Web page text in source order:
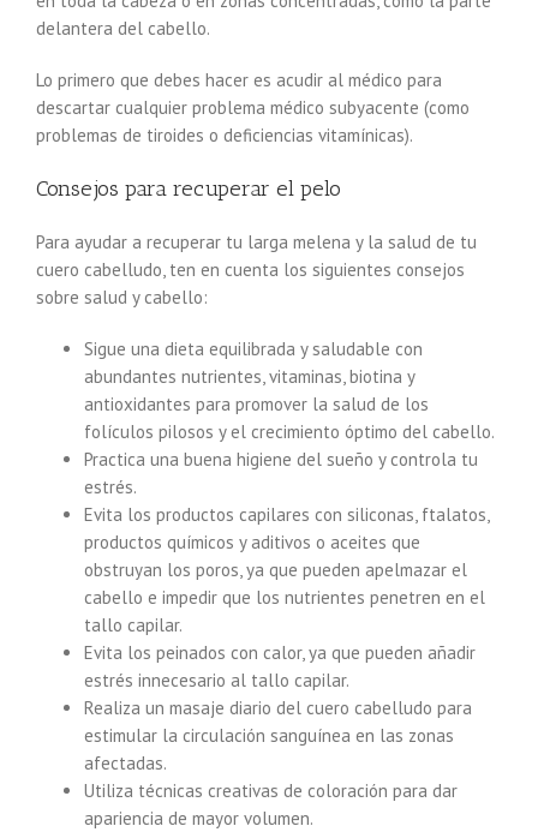
delantera del cabello.
Lo primero que debes hacer es acudir al médico para
descartar cualquier problema médico subyacente (como
problemas de tiroides o deficiencias vitamínicas).
Consejos para recuperar el pelo
Para ayudar a recuperar tu larga melena y la salud de tu
cuero cabelludo, ten en cuenta los siguientes consejos
sobre salud y cabello:
Sigue una dieta equilibrada y saludable con
abundantes nutrientes, vitaminas, biotina y
antioxidantes para promover la salud de los
folículos pilosos y el crecimiento óptimo del cabello.
Practica una buena higiene del sueño y controla tu
estrés.
Evita los productos capilares con siliconas, ftalatos,
productos químicos y aditivos o aceites que
obstruyan los poros, ya que pueden apelmazar el
cabello e impedir que los nutrientes penetren en el
tallo capilar.
Evita los peinados con calor, ya que pueden añadir
estrés innecesario al tallo capilar.
Realiza un masaje diario del cuero cabelludo para
estimular la circulación sanguínea en las zonas
afectadas.
Utiliza técnicas creativas de coloración para dar
apariencia de mayor volumen.